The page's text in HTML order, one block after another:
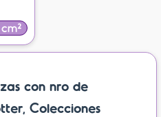
con nro de
Colecciones